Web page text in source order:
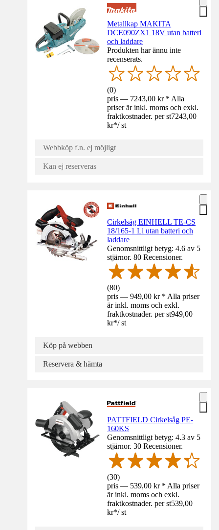
Metallkap MAKITA
DCE090ZX1 18V utan batteri
och laddare
Produkten har ännu inte
recenserats.
(0)
pris — 7243,00 kr * Alla
priser är inkl. moms och exkl.
fraktkostnader. per st7243,00
kr*/ st
Webbköp f.n. ej möjligt
Kan ej reserveras
Cirkelsåg EINHELL TE-CS
18/165-1 Li utan batteri och
laddare
Genomsnittligt betyg: 4.6 av 5
stjärnor. 80 Recensioner.
(80)
pris — 949,00 kr * Alla priser
är inkl. moms och exkl.
fraktkostnader. per st949,00
kr*/ st
Köp på webben
Reservera & hämta
PATTFIELD Cirkelsåg PE-
160KS
Genomsnittligt betyg: 4.3 av 5
stjärnor. 30 Recensioner.
(30)
pris — 539,00 kr * Alla priser
är inkl. moms och exkl.
fraktkostnader. per st539,00
kr*/ st